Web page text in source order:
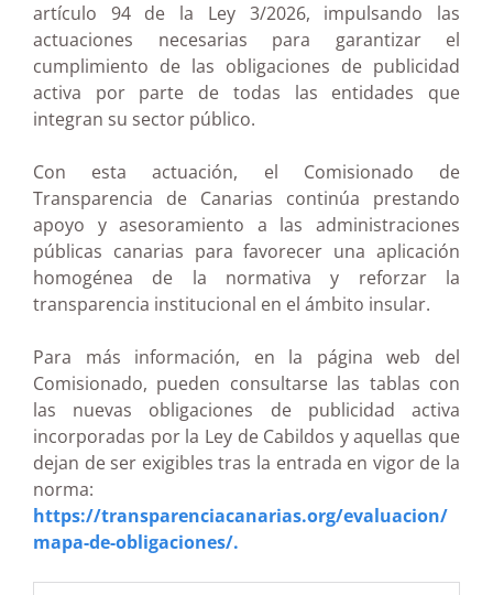
artículo 94 de la Ley 3/2026, impulsando las
actuaciones necesarias para garantizar el
cumplimiento de las obligaciones de publicidad
activa por parte de todas las entidades que
integran su sector público.
Con esta actuación, el Comisionado de
Transparencia de Canarias continúa prestando
apoyo y asesoramiento a las administraciones
públicas canarias para favorecer una aplicación
homogénea de la normativa y reforzar la
transparencia institucional en el ámbito insular.
Para más información, en la página web del
Comisionado, pueden consultarse las tablas con
las nuevas obligaciones de publicidad activa
incorporadas por la Ley de Cabildos y aquellas que
dejan de ser exigibles tras la entrada en vigor de la
norma:
https://transparenciacanarias.org/evaluacion/
mapa-de-obligaciones/.